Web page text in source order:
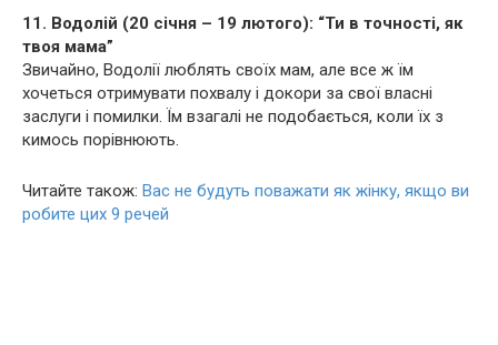
11. Водолій (20 січня – 19 лютого): “Ти в точності, як
твоя мама”
Звичайно, Водолії люблять своїх мам, але все ж їм
хочеться отримувати похвалу і докори за свої власні
заслуги і помилки. Їм взагалі не подобається, коли їх з
кимось порівнюють.
Читайте також: Вас не будуть поважати як жінку, якщо ви
робите цих 9 речей